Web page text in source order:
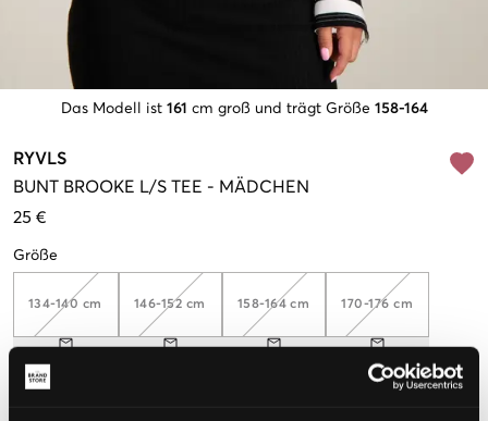
Das Modell ist 161 cm groß und trägt Größe 158-164
RYVLS
BUNT BROOKE L/S TEE - MÄDCHEN
25 €
Größe
134-140 cm 146-152 cm 158-164 cm 170-176 cm